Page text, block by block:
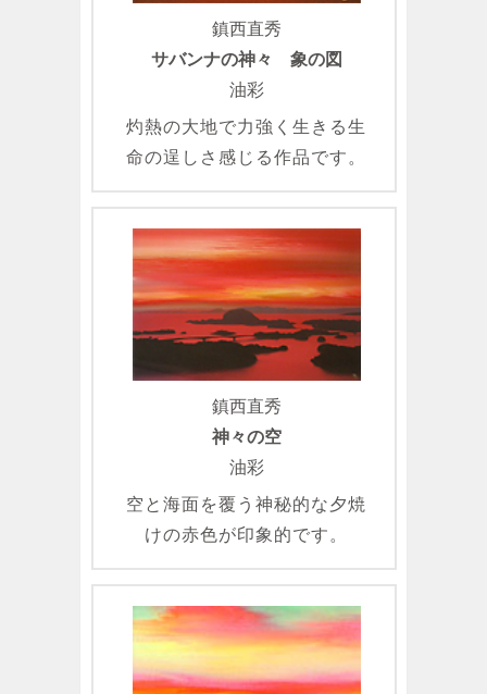
鎮西直秀
サバンナの神々 象の図
油彩
灼熱の大地で力強く生きる生
命の逞しさ感じる作品です。
鎮西直秀
神々の空
油彩
空と海面を覆う神秘的な夕焼
けの赤色が印象的です。